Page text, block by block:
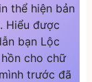
thể hiện bản
Hiểu được
bạn Lộc
cho chữ
trước đã